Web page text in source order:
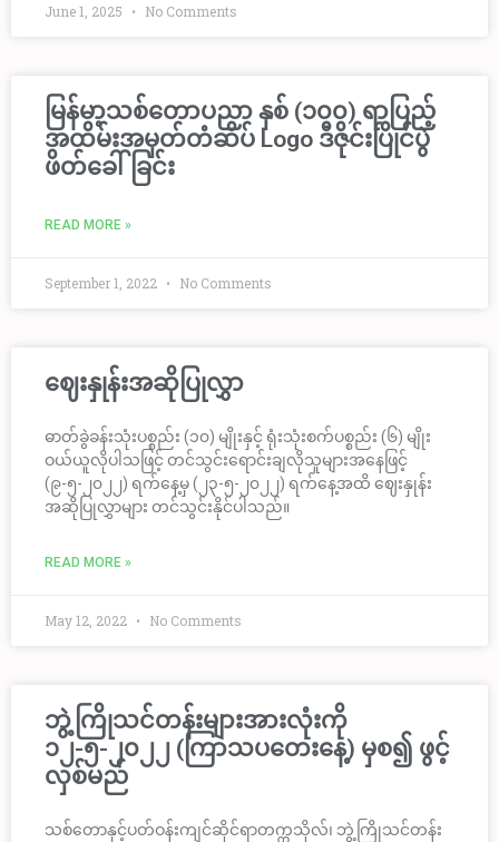
June 1, 2025 No Comments
မြန်မာ့သစ်တောပညာ နှစ် (၁၀၀) ရာပြည့်
အထိမ်းအမှတ်တံဆိပ် Logo ဒီဇိုင်းပြိုင်ပွဲ
ဖိတ်ခေါ်ခြင်း
READ MORE »
September 1, 2022 No Comments
ဈေးနှုန်းအဆိုပြုလွှာ
ဓာတ်ခွဲခန်းသုံးပစ္စည်း (၁၀) မျိုးနှင့် ရုံးသုံးစက်ပစ္စည်း (၆) မျိုး
ဝယ်ယူလိုပါသဖြင့် တင်သွင်းရောင်းချလိုသူများအနေဖြင့်
(၉-၅-၂၀၂၂) ရက်နေ့မှ (၂၃-၅-၂၀၂၂) ရက်နေ့အထိ ဈေးနှုန်း
အဆိုပြုလွှာများ တင်သွင်းနိုင်ပါသည်။
READ MORE »
May 12, 2022 No Comments
ဘွဲ့ကြိုသင်တန်းများအားလုံးကို
၁၂-၅-၂၀၂၂ (ကြာသပတေးနေ့) မှစ၍ ဖွင့်
လှစ်မည်
သစ်တောနှင့်ပတ်ဝန်းကျင်ဆိုင်ရာတက္ကသိုလ်၊ ဘွဲ့ကြိုသင်တန်း